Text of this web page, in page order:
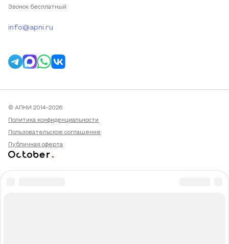
Звонок бесплатный
info@apni.ru
© АПНИ 2014-2026
Политика конфиденциальности
Пользовательское соглашение
Публичная оферта